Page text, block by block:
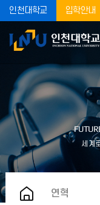
인천대학교 입학안내
연혁